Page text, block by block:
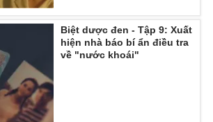
Biệt dược đen - Tập 9: Xuất
hiện nhà báo bí ẩn điều tra
về "nước khoái"